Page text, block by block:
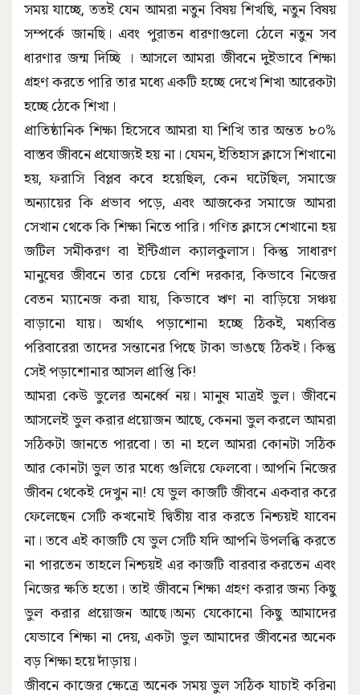
সময় যাচ্ছে, ততই যেন আমরা নতুন বিষয় শিখছি, নতুন বিষয়
সম্পর্কে জানছি। এবং পুরাতন ধারণাগুলো ঠেলে নতুন সব
ধারণার জন্ম দিচ্ছি । আসলে আমরা জীবনে দুইভাবে শিক্ষা
গ্রহণ করতে পারি তার মধ্যে একটি হচ্ছে দেখে শিখা আরেকটা
হচ্ছে ঠেকে শিখা।
প্রাতিষ্ঠানিক শিক্ষা হিসেবে আমরা যা শিখি তার অন্তত ৮০%
বাস্তব জীবনে প্রযোজ্যই হয় না। যেমন, ইতিহাস ক্লাসে শিখানো
হয়, ফরাসি বিপ্লব কবে হয়েছিল, কেন ঘটেছিল, সমাজে
অন্যায়ের কি প্রভাব পড়ে, এবং আজকের সমাজে আমরা
সেখান থেকে কি শিক্ষা নিতে পারি। গণিত ক্লাসে শেখানো হয়
জটিল সমীকরণ বা ইন্টিগ্রাল ক্যালকুলাস। কিন্তু সাধারণ
মানুষের জীবনে তার চেয়ে বেশি দরকার, কিভাবে নিজের
বেতন ম্যানেজ করা যায়, কিভাবে ঋণ না বাড়িয়ে সঞ্চয়
বাড়ানো যায়। অর্থাৎ পড়াশোনা হচ্ছে ঠিকই, মধ্যবিত্ত
পরিবারেরা তাদের সন্তানের পিছে টাকা ভাঙছে ঠিকই। কিন্তু
সেই পড়াশোনার আসল প্রাপ্তি কি!
আমরা কেউ ভুলের অনর্ধ্বে নয়। মানুষ মাত্রই ভুল। জীবনে
আসলেই ভুল করার প্রয়োজন আছে, কেননা ভুল করলে আমরা
সঠিকটা জানতে পারবো। তা না হলে আমরা কোনটা সঠিক
আর কোনটা ভুল তার মধ্যে গুলিয়ে ফেলবো। আপনি নিজের
জীবন থেকেই দেখুন না! যে ভুল কাজটি জীবনে একবার করে
ফেলেছেন সেটি কখনোই দ্বিতীয় বার করতে নিশ্চয়ই যাবেন
না। তবে এই কাজটি যে ভুল সেটি যদি আপনি উপলব্ধি করতে
না পারতেন তাহলে নিশ্চয়ই এর কাজটি বারবার করতেন এবং
নিজের ক্ষতি হতো। তাই জীবনে শিক্ষা গ্রহণ করার জন্য কিছু
ভুল করার প্রয়োজন আছে।অন্য যেকোনো কিছু আমাদের
যেভাবে শিক্ষা না দেয়, একটা ভুল আমাদের জীবনের অনেক
বড় শিক্ষা হয়ে দাঁড়ায়।
জীবনে কাজের ক্ষেত্রে অনেক সময় ভুল সঠিক যাচাই করিনা